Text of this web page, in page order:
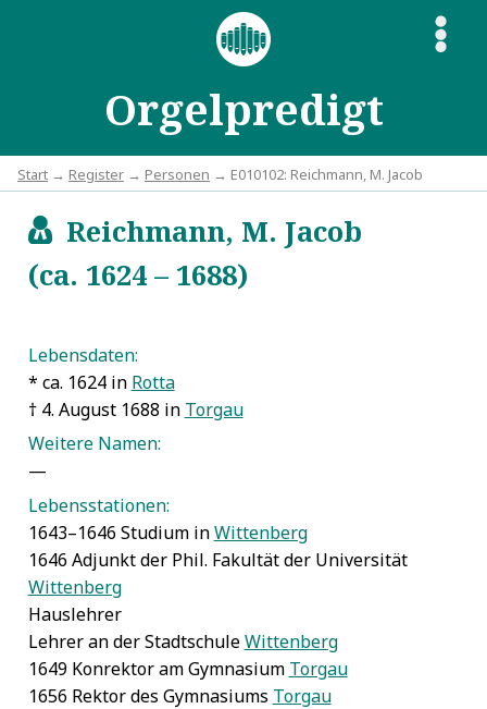
Orgelpredigt
S
Start → Register → Personen → E010102: Reichmann, M. Jacob
cReichmann, M. Jacob
(ca. 1624 – 1688)
Lebensdaten:
* ca. 1624 in Rotta
† 4. August 1688 in Torgau
Weitere Namen:
—
Lebensstationen:
1643–1646 Studium inWittenberg
1646 Adjunkt der Phil. Fakultät der Universität
Wittenberg
Hauslehrer
Lehrer an der StadtschuleWittenberg
1649 Konrektor am Gymnasium Torgau
1656 Rektor des Gymnasiums Torgau